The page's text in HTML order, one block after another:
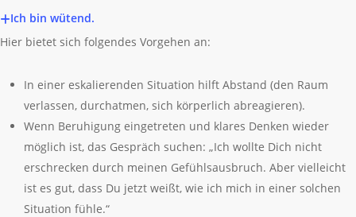
Ich bin wütend.
Hier bietet sich folgendes Vorgehen an:
In einer eskalierenden Situation hilft Abstand (den Raum
verlassen, durchatmen, sich körperlich ab­reagieren).
Wenn Beruhigung eingetreten und klares Denken wieder
möglich ist, das Gespräch suchen: „Ich wollte Dich nicht
erschrecken durch meinen Gefühlsausbruch. Aber vielleicht
ist es gut, dass Du jetzt weißt, wie ich mich in einer solchen
Situation fühle.“